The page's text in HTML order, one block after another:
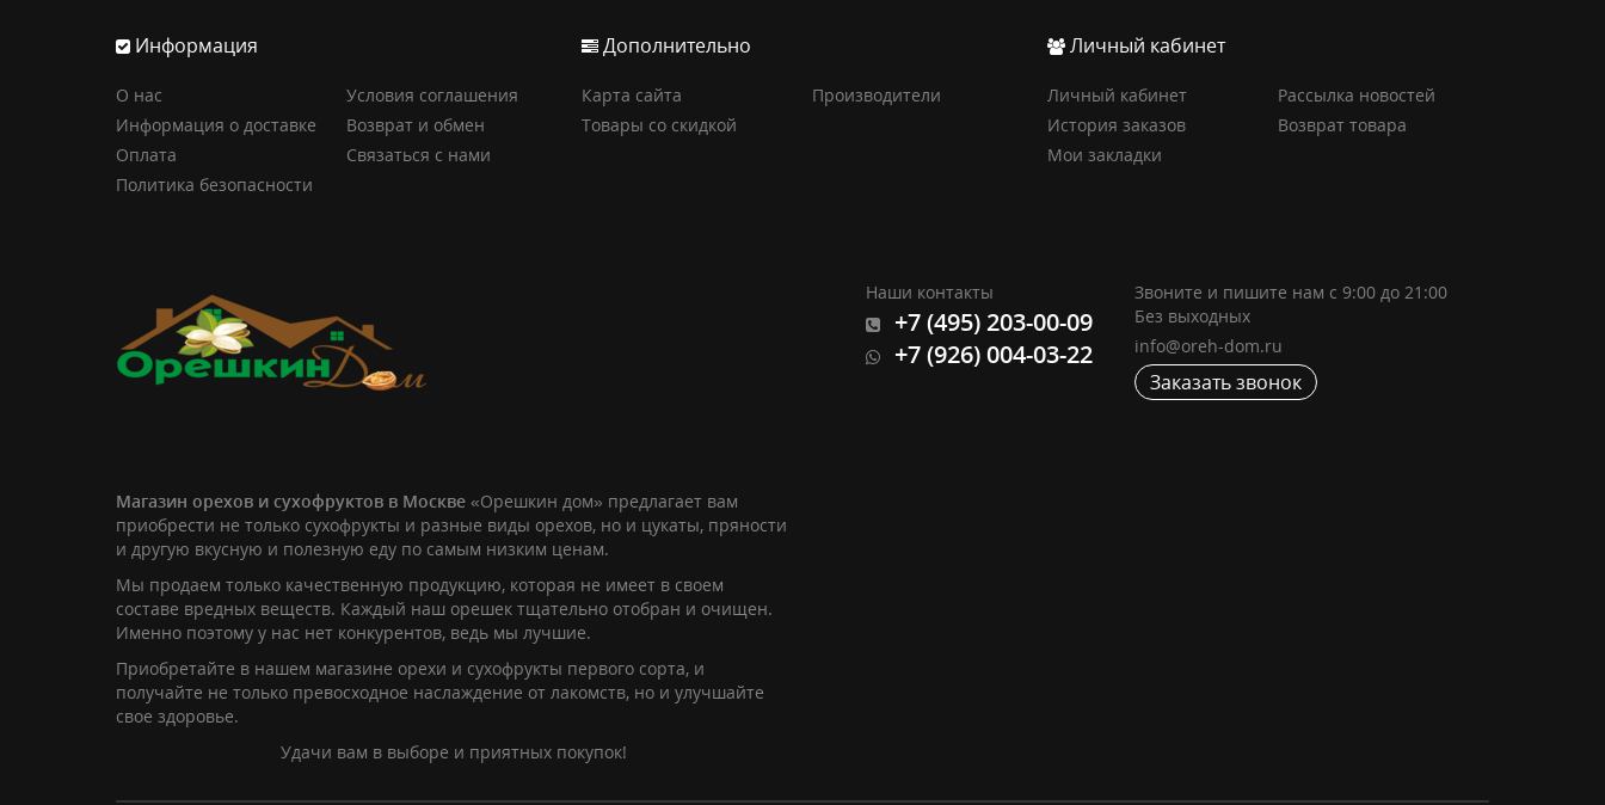
Информация
О нас
Информация о доставке
Оплата
Политика безопасности
Условия соглашения
Возврат и обмен
Связаться с нами
Дополнительно
Карта сайта
Товары со скидкой
Производители
Личный кабинет
Личный кабинет
История заказов
Мои закладки
Рассылка новостей
Возврат товара
Наши контакты
+7 (495) 203-00-09
+7 (926) 004-03-22
Звоните и пишите нам с 9:00 до 21:00
Без выходных
info@oreh-dom.ru
Заказать звонок
Магазин орехов и сухофруктов в Москве «Орешкин дом» предлагает вам
приобрести не только сухофрукты и разные виды орехов, но и цукаты, пряности
и другую вкусную и полезную еду по самым низким ценам.
Мы продаем только качественную продукцию, которая не имеет в своем
составе вредных веществ. Каждый наш орешек тщательно отобран и очищен.
Именно поэтому у нас нет конкурентов, ведь мы лучшие.
Приобретайте в нашем магазине орехи и сухофрукты первого сорта, и
получайте не только превосходное наслаждение от лакомств, но и улучшайте
свое здоровье.
Удачи вам в выборе и приятных покупок!